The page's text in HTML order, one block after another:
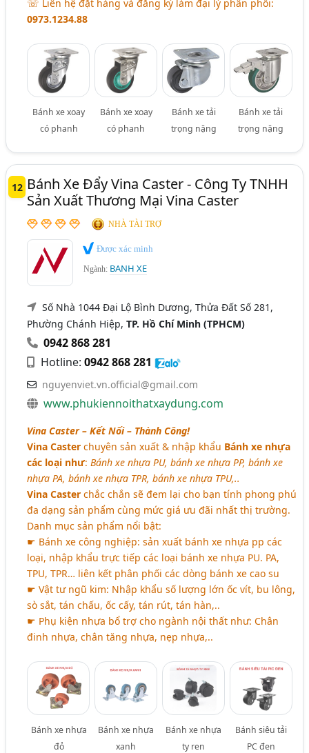
☏ Liên hệ đặt hàng và đăng ký làm đại lý phân phối:
0973.1234.88
Bánh xe xoay
có phanh
Bánh xe xoay
có phanh
Bánh xe tải
trọng nặng
Bánh xe tải
trọng nặng
12 Bánh Xe Đẩy Vina Caster - Công Ty TNHH
Sản Xuất Thương Mại Vina Caster
NHÀ TÀI TRỢ
Được xác minh
Ngành: BANH XE
Số Nhà 1044 Đại Lộ Bình Dương, Thửa Đất Số 281,
Phường Chánh Hiệp,TP. Hồ Chí Minh (TPHCM)
0942 868 281
Hotline:0942 868 281
nguyenviet.vn.official@gmail.com
www.phukiennoithatxaydung.com
Vina Caster – Kết Nối – Thành Công!
Vina Caster chuyên sản xuất & nhập khẩu Bánh xe nhựa
các loại như:Bánh xe nhựa PU, bánh xe nhựa PP, bánh xe
nhựa PA, bánh xe nhựa TPR, bánh xe nhựa TPU,..
Vina Caster chắc chắn sẽ đem lại cho bạn tính phong phú
đa dạng sản phẩm cùng mức giá ưu đãi nhất thị trường.
Danh mục sản phẩm nổi bật:
☛ Bánh xe công nghiệp: sản xuất bánh xe nhựa pp các
loại, nhập khẩu trực tiếp các loại bánh xe nhựa PU. PA,
TPU, TPR… liên kết phân phối các dòng bánh xe cao su
☛ Vật tư ngũ kim: Nhập khẩu số lượng lớn ốc vít, bu lông,
sò sắt, tán chấu, ốc cấy, tán rút, tán hàn,..
☛ Phụ kiện nhựa bổ trợ cho ngành nội thất như: Chân
đinh nhựa, chân tăng nhựa, nẹp nhựa,..
Bánh xe nhựa
đỏ
Bánh xe nhựa
xanh
Bánh xe nhựa
ty ren
Bánh siêu tải
PC đen